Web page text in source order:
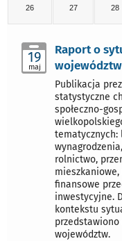
26 27 28
19
maj
Raport o
Publikacja
statystyczne
społeczno-
tematycznych:
rolnictwo,
finansowe
inwestycyjne.
kontekstu
województw.